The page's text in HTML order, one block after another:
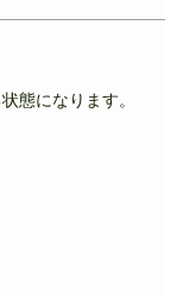
態になります。